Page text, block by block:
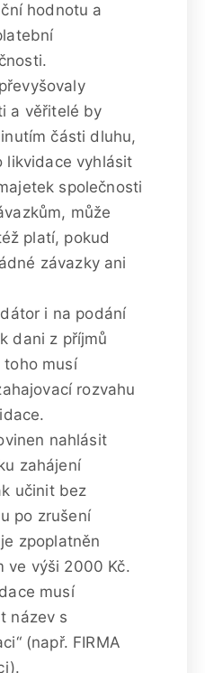
hodnotu a
a věřitelé by
části dluhu,
likvidace vyhlásit
společnosti
může
platí, pokud
závazky ani
i na podání
dani z příjmů
toho musí
rozvahu
nahlásit
zahájení
učinit bez
po zrušení
zpoplatněn
ve výši 2000 Kč.
musí
název s
(např. FIRMA